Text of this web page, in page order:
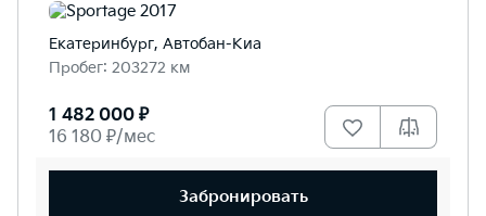
Екатеринбург, Автобан-Киа
Пробег: 203272 км
1 482 000 ₽
16 180 ₽/мес
Забронировать